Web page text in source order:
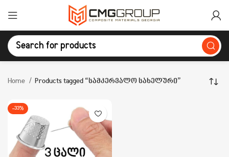
Home Products tagged “სამკერვალო სახელური”
-33%